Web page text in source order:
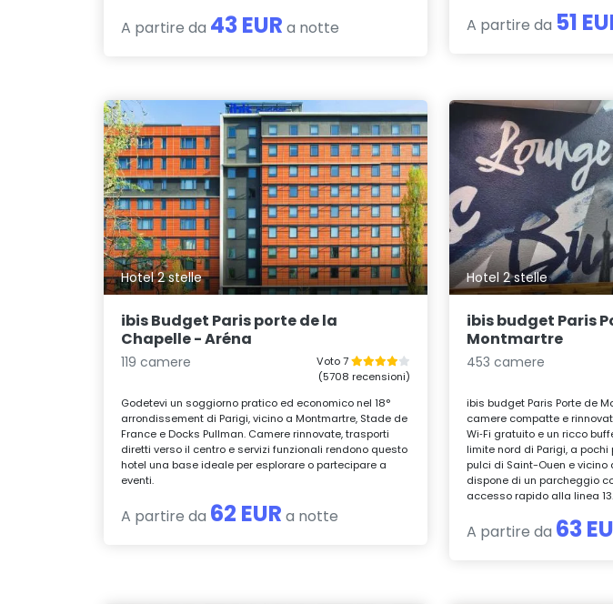
A partire da 43 EUR a notte A partire da 51
Hotel 2 stelle
ibis Budget Paris porte de la
Chapelle - Aréna
119 camere
Voto 7
(5708 recensioni)
Godetevi un soggiorno pratico ed economico nel 18°
arrondissement di Parigi, vicino a Montmartre, Stade de
France e Docks Pullman. Camere rinnovate, trasporti
diretti verso il centro e servizi funzionali rendono questo
hotel una base ideale per esplorare o partecipare a
eventi.
A partire da 62 EUR a notte
Hotel 2 stelle
ibis budget Paris
Montmartre
453 camere
ibis budget Paris Porte de
camere compatte e
Wi‑Fi gratuito e un ricco
limite nord di Parigi, a
pulci di Saint-Ouen e vicino
dispone di un parcheggio
accesso rapido alla linea 13.
A partire da 63